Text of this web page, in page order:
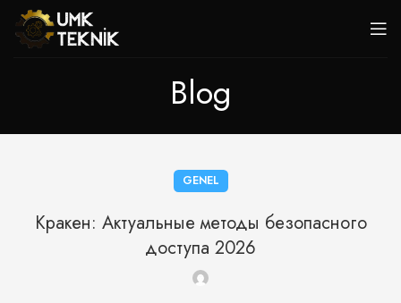
Blog
GENEL
Кракен: Актуальные методы безопасного
доступа 2026